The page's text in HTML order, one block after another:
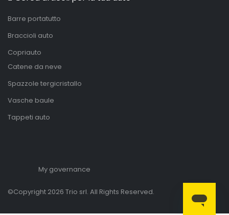
Barre portatutto
Braccioli auto
Copriauto
Catene da neve
Spazzole tergicristallo
Vasche baule
Tappeti auto
My governance
©Copyright 2026 Trio srl. All Rights Reserved.